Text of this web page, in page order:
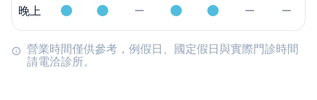
晚上
營業時間僅供參考，例假日、國定假日與實際門診時間
請電洽診所。